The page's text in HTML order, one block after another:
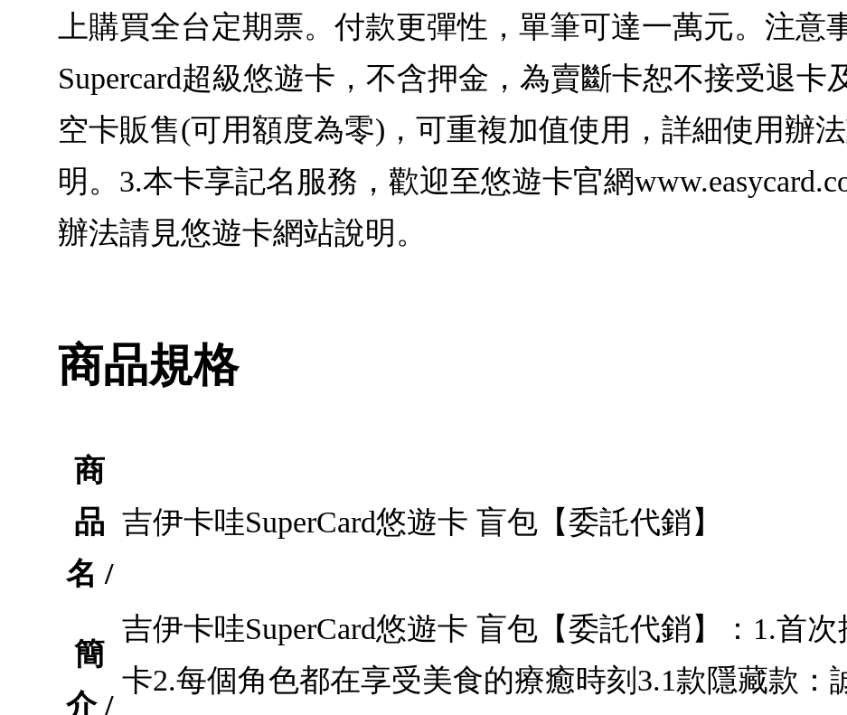
上購買全台定期票。付款更彈性，單筆可達一萬元。注意
Supercard超級悠遊卡，不含押金，為賣斷卡恕不接受退卡
空卡販售(可用額度為零)，可重複加值使用，詳細使用辦
明。3.本卡享記名服務，歡迎至悠遊卡官網
辦法請見悠遊卡網站說明。
商品規格
商
品
名 /
吉伊卡哇SuperCard悠遊卡 盲包【委託代銷】
簡
介 /
吉伊卡哇SuperCard悠遊卡 盲包【委託代銷】：1.首
卡2.每個角色都在享受美食的療癒時刻3.1款隱藏款：